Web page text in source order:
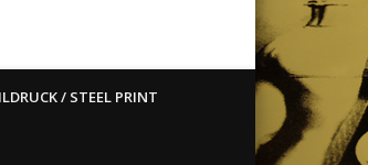
/ STEEL PRINT